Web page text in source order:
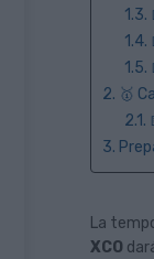
La nueva
disponible
1.3.
1.5.
2. 🥇
2.1.
3.
La
XCO